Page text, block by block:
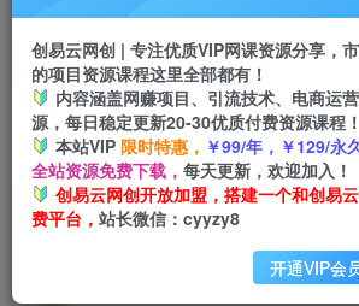
挂机 项目
脚本卡密
首页 创业课程 会员免费 正文
凯哥真正的直接快速起号的方法，
万人的全程记录和讲解
创易云网创 | 专注优质VIP网课资源分享，
的项目资源课程这里全部都有！
内容涵盖网赚项目、引流技术、电商运
源，每日稳定更新20-30优质付费资源课程！
本站VIP 限时特惠， ￥99/年，￥129/永
全站资源免费下载， 每天更新，欢迎加入！
创易云网创开放加盟，搭建一个和创易
费平台， 站长微信：cyyzy8
开通VIP会